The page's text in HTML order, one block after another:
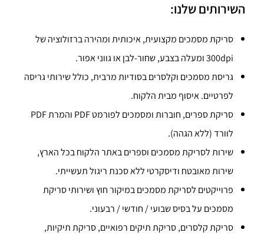
השירותים שלנו:
סריקת מסמכים מקצועית, איכותית ומהירה ברזולוציה של
300dpi ומעלה בצבע, שחור-לבן או גווני אפור.
גריסת מסמכים וקלסריםבסודיות מרבית, כוללשירותי גריסה
לפרטיים. איסוף מבית הלקוח.
סריקת ספרים, חוברות ומסמכים לפורמט PDF ו
המרת PDF
לוורד(ללא הגהה).
שירות לסריקת מסמכים וספרים באתר הלקוחבכל הארץ,
שירות מאובטח ודיסקרטי ללא סכנת ריגול תעשייתי.
פרוייקטים לסריקת מסמכים במיקור חוץ ושירותי סריקת
מסמכים על בסיס שבועי / חודשי / רבעוני.
סריקת קלסרים,סריקת תיקים רפואיים, סריקת תיקיות,